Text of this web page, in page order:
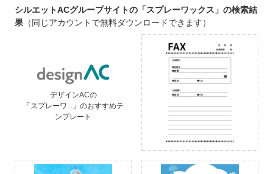
シルエットACグループサイトの「スプレーワックス」の検索結
果 （同じアカウントで無料ダウンロードできます）
デザインACの
「スプレーワ...」のおすすめテ
ンプレート